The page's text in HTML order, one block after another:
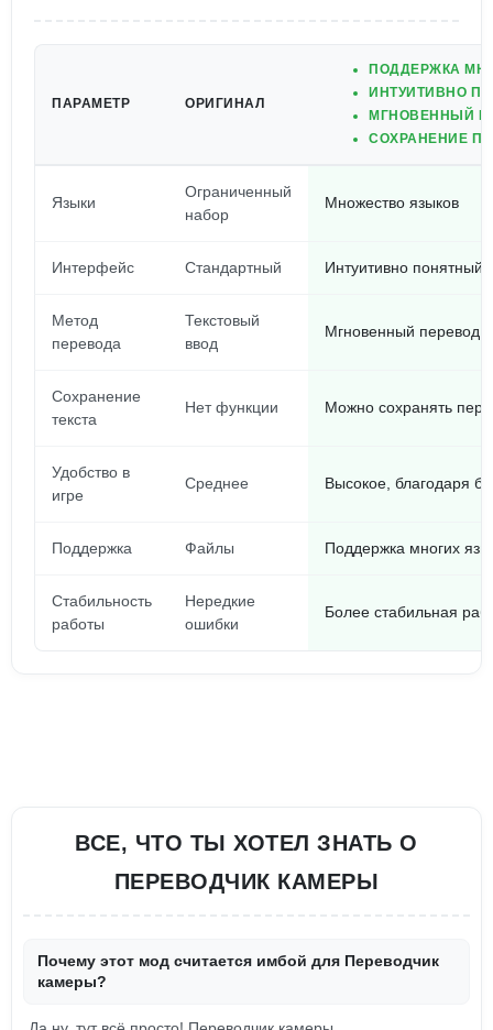
ПАРАМЕТР ОРИГИНАЛ
ПОДДЕРЖКА
ИНТУИТИВНО
МГНОВЕННЫЙ
СОХРАНЕНИЕ
Языки
Ограниченный
набор
Множество языков
Интерфейс Стандартный Интуитивно понятный
Метод
перевода
Текстовый
ввод
Мгновенный перевод
Сохранение
текста
Нет функции Можно сохранять
Удобство в
игре
Среднее Высокое, благодаря
Поддержка Файлы Поддержка многих
Стабильность
работы
Нередкие
ошибки
Более стабильная
ВСЕ, ЧТО ТЫ ХОТЕЛ ЗНАТЬ О
ПЕРЕВОДЧИК КАМЕРЫ
Почему этот мод считается имбой для Переводчик
камеры?